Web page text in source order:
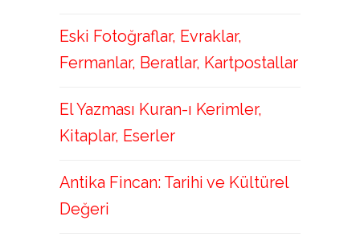
Eski Fotoğraflar, Evraklar,
Fermanlar, Beratlar, Kartpostallar
El Yazması Kuran-ı Kerimler,
Kitaplar, Eserler
Antika Fincan: Tarihi ve Kültürel
Değeri